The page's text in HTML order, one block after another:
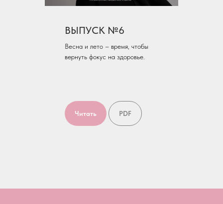
ВЫПУСК №6
Весна и лето – время, чтобы
вернуть фокус на здоровье.
Читать PDF